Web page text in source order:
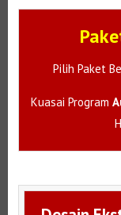
Pilih Paket
Kuasai Program